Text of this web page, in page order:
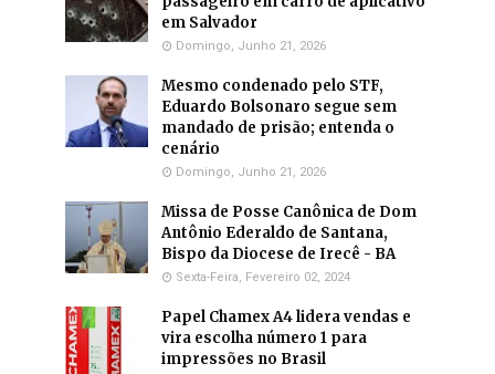
em Salvador
Domingo, Junho 21, 2026
Mesmo condenado pelo STF,
Eduardo Bolsonaro segue sem
mandado de prisão; entenda o
cenário
Domingo, Junho 21, 2026
Missa de Posse Canônica de Dom
Antônio Ederaldo de Santana,
Bispo da Diocese de Irecê - BA
Sexta-Feira, Fevereiro 02, 2024
Papel Chamex A4 lidera vendas e
vira escolha número 1 para
impressões no Brasil